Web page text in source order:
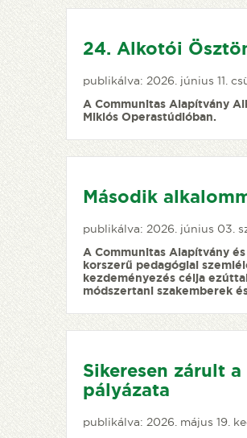
24. Alkotói
publikálva: 2026. június 11.
A Communitas Alapítvány
Miklós Operastúdióban.
Második
publikálva: 2026. június 03.
A Communitas Alapítvány
korszerű pedagógiai
kezdeményezés célja
módszertani szakemberek
Sikeresen zárult
pályázata
publikálva: 2026. május 19.